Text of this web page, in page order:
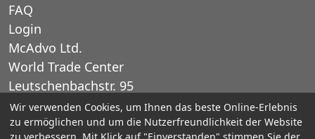
FAQ
Login
McAdvo Ltd.
World Trade Center
Leutschenbachstr. 95
CH-8050 Zurich
Schweiz
Wir verwenden Cookies, um Ihnen das beste Online-Erlebnis
zu ermöglichen und um die Nutzerfreundlichkeit der Website